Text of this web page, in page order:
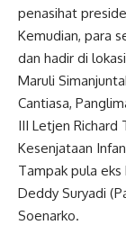
penasihat
Kemudian, para
dan hadir di
Maruli
Cantiasa,
III Letjen Richard
Kesenjataan
Tampak pula
Deddy Suryadi
Soenarko.